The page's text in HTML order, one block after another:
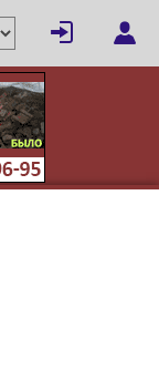
поставщику